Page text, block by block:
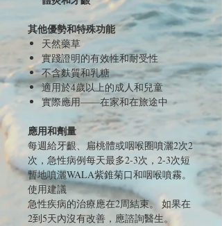
其他優勢和特殊功能
天然藥草
實踐證明的有效性和耐受性
不含麩質和乳糖
適用於4歲以上的成人和兒童
實際應用——在家和在旅途中
應用和劑量
每週給牙齦、扁桃體或咽喉圈噴灑2次2
次，急性病例每天最多2-3次，2-3次短
暫地噴灑WALA紫錐菊口和咽喉噴霧。
使用建議
急性疾病的治療應在2周結束。 如果在
2到5天內沒有改善，應諮詢醫生。